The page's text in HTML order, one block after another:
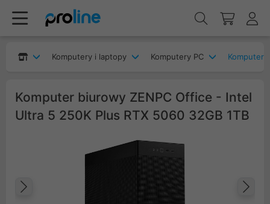
Komputery i laptopy Komputery PC
Komputer biurowy ZENPC Office - Intel
Ultra 5 250K Plus RTX 5060 32GB 1TB